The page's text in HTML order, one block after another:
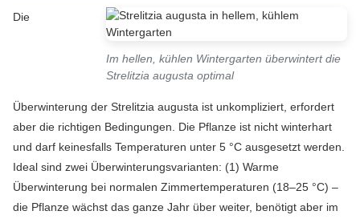
Im hellen, kühlen Wintergarten überwintert die
Strelitzia augusta optimal
Die
Überwinterung der Strelitzia augusta ist unkompliziert, erfordert
aber die richtigen Bedingungen. Die Pflanze ist nicht winterhart
und darf keinesfalls Temperaturen unter 5 °C ausgesetzt werden.
Ideal sind zwei Überwinterungsvarianten: (1) Warme
Überwinterung bei normalen Zimmertemperaturen (18–25 °C) –
die Pflanze wächst das ganze Jahr über weiter, benötigt aber im